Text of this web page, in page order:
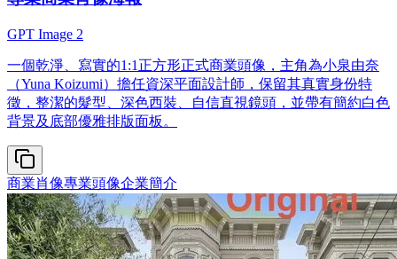
GPT Image 2
一個乾淨、寫實的1:1正方形正式商業頭像，主角為小泉由奈
（Yuna Koizumi）擔任資深平面設計師，保留其真實身份特
徵，整潔的髮型、深色西裝、自信直視鏡頭，並帶有簡約白色
背景及底部優雅排版面板。
商業肖像專業頭像企業簡介